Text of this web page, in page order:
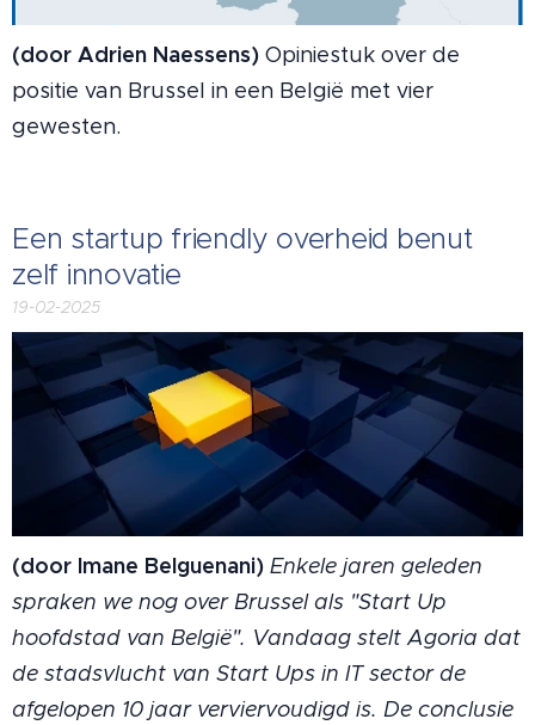
(door Adrien Naessens) Opiniestuk over de
positie van Brussel in een België met vier
gewesten.
Een startup friendly overheid benut
zelf innovatie
19-02-2025
(door Imane Belguenani) Enkele jaren geleden
spraken we nog over Brussel als "Start Up
hoofdstad van België". Vandaag stelt Agoria dat
de stadsvlucht van Start Ups in IT sector de
afgelopen 10 jaar verviervoudigd is. De conclusie